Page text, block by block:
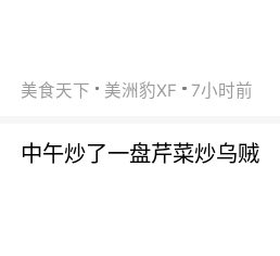
美食天下 美洲豹XF 7小时前
中午炒了一盘芹菜炒乌贼